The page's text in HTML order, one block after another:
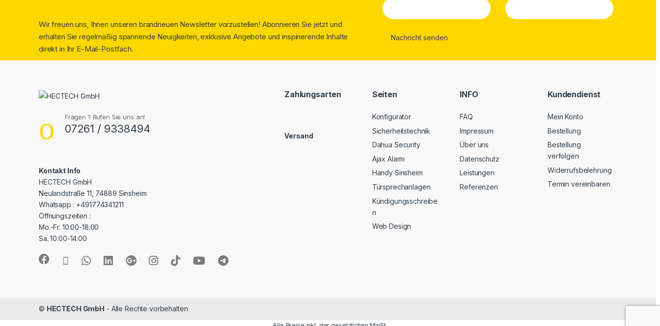
Wir freuen uns, Ihnen unseren brandneuen Newsletter vorzustellen! Abonnieren Sie jetzt und
erhalten Sie regelmäßig spannende Neuigkeiten, exklusive Angebote und inspirierende Inhalte
direkt in Ihr E-Mail-Postfach.
Fragen ? Rufen Sie uns an!
07261 / 9338494
Kontakt Info
HECTECH GmbH
Neulandstraße 11, 74889 Sinsheim
Whatsapp : +491774341211
Öffnungszeiten :
Mo.-Fr. 10:00-18:00
Sa. 10:00-14:00
Zahlungsarten
Versand
Seiten
Konfigurator
Sicherheitstechnik
Dahua Security
Ajax Alarm
Handy Sinsheim
Türsprechanlagen
Kündigungsschreibe
n
Web Design
INFO
FAQ
Impressum
Über uns
Datenschutz
Leistungen
Referenzen
Kundendienst
Mein Konto
Bestellung
Bestellung
verfolgen
Widerrufsbelehrung
Termin vereinbaren
© HECTECH GmbH - Alle Rechte vorbehalten